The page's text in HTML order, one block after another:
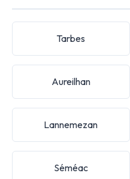
Tarbes
Aureilhan
Lannemezan
Séméac